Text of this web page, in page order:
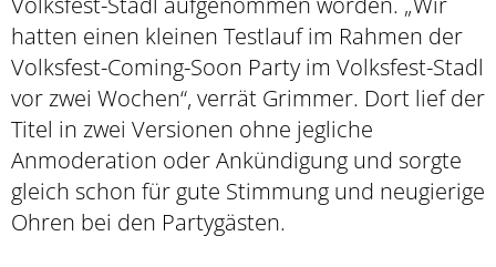
hatten einen kleinen Testlauf im Rahmen der
Volksfest-Coming-Soon Party im Volksfest-Stadl
vor zwei Wochen“, verrät Grimmer. Dort lief der
Titel in zwei Versionen ohne jegliche
Anmoderation oder Ankündigung und sorgte
gleich schon für gute Stimmung und neugierige
Ohren bei den Partygästen.